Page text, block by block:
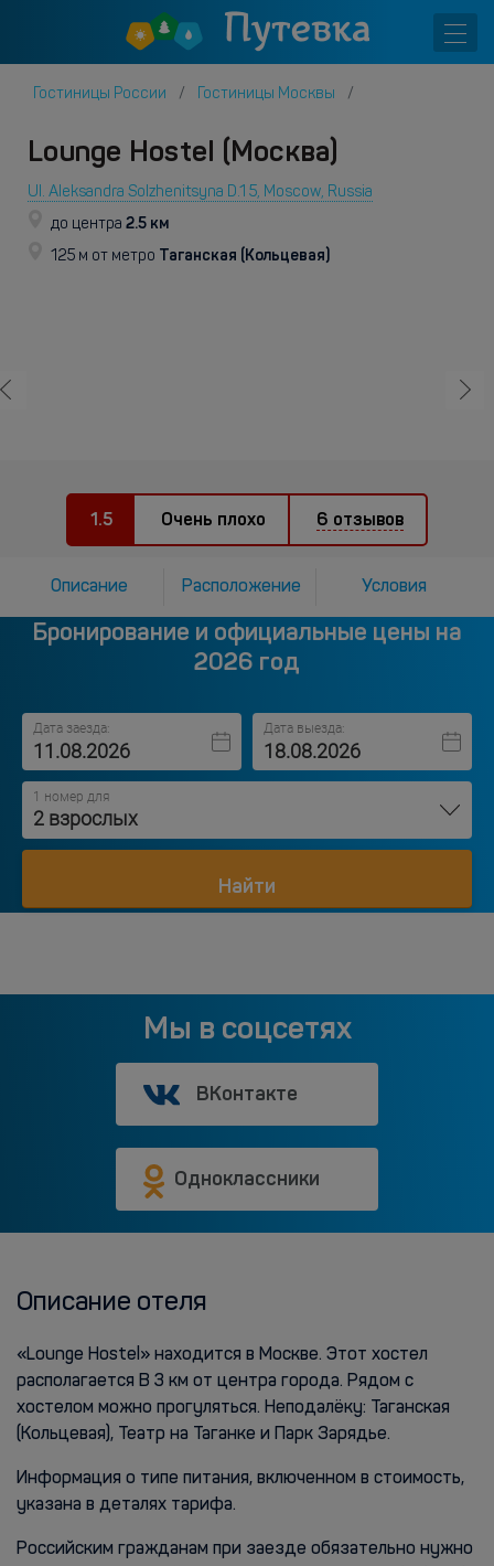
Гостиницы России Гостиницы Москвы
Lounge Hostel (Москва)
Ul. Aleksandra Solzhenitsyna D.1 5, Moscow, Russia
до центра 2.5 км
125 м от метро Таганская (Кольцевая)
1.5 Очень плохо 6 отзывов
Описание Расположение Условия
Бронирование и официальные цены на
2026 год
Дата заезда: Дата выезда:
1 номер для
2 взрослых
Найти
Мы в соцсетях
ВКонтакте
Одноклассники
Описание отеля
«Lounge Hostel» находится в Москве. Этот хостел
располагается В 3 км от центра города. Рядом с
хостелом можно прогуляться. Неподалёку: Таганская
(Кольцевая), Театр на Таганке и Парк Зарядье.
Информация о типе питания, включенном в стоимость,
указана в деталях тарифа.
Российским гражданам при заезде обязательно нужно